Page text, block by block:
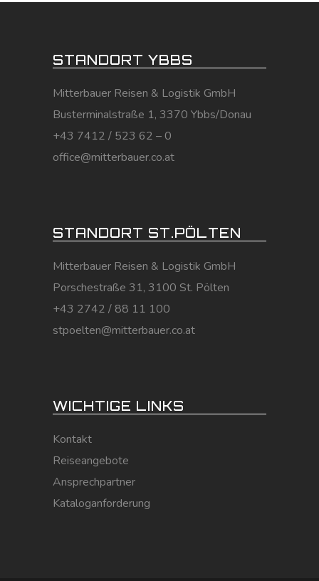
STANDORT YBBS
Mitterbauer Reisen & Logistik GmbH
Busterminalstraße 1, 3370 Ybbs/Donau
+43 7412 / 523 62 – 0
office@mitterbauer.co.at
STANDORT ST.PÖLTEN
Mitterbauer Reisen & Logistik GmbH
Porschestraße 31, 3100 St. Pölten
+43 2742 / 88 11 100
stpoelten@mitterbauer.co.at
WICHTIGE LINKS
Kontakt
Reiseangebote
Ansprechpartner
Kataloganforderung